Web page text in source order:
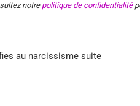
notrepolitique de confidentialité
au narcissisme suite